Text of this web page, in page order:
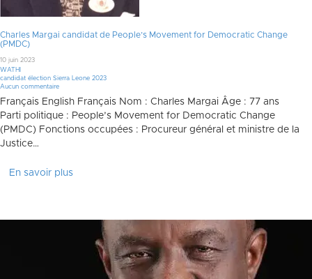
Charles Margai candidat de People’s Movement for Democratic Change
(PMDC)
10 juin 2023
WATHI
candidat élection Sierra Leone 2023
Aucun commentaire
Français English Français Nom : Charles Margai Âge : 77 ans
Parti politique : People’s Movement for Democratic Change
(PMDC) Fonctions occupées : Procureur général et ministre de la
Justice…
En savoir plus